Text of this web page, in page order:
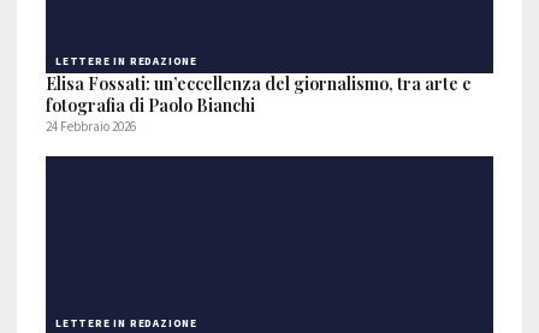
LETTERE IN REDAZIONE
Elisa Fossati: un’eccellenza del giornalismo, tra arte e
fotografia di Paolo Bianchi
24 Febbraio 2026
LETTERE IN REDAZIONE